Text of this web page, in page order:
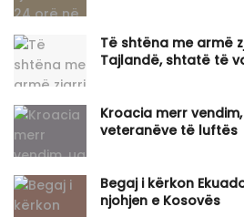
Të shtëna me armë
Tajlandë, shtatë të
Kroacia merr
veteranëve të luftës
Begaj i kërkon
njohjen e Kosovës